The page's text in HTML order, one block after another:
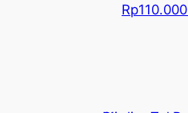
Rp110.000